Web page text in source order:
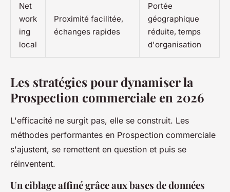
Net
work
ing
local
Proximité facilitée,
échanges rapides
Portée
géographique
réduite, temps
d'organisation
Les stratégies pour dynamiser la
Prospection commerciale en 2026
L'efficacité ne surgit pas, elle se construit. Les
méthodes performantes en Prospection commerciale
s'ajustent, se remettent en question et puis se
réinventent.
Un ciblage affiné grâce aux bases de données